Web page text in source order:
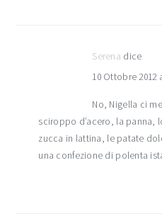
Serena dice
10 Ottobre 2012
No, Nigella ci
sciroppo d’acero, la panna,
zucca in lattina, le patate
una confezione di polenta